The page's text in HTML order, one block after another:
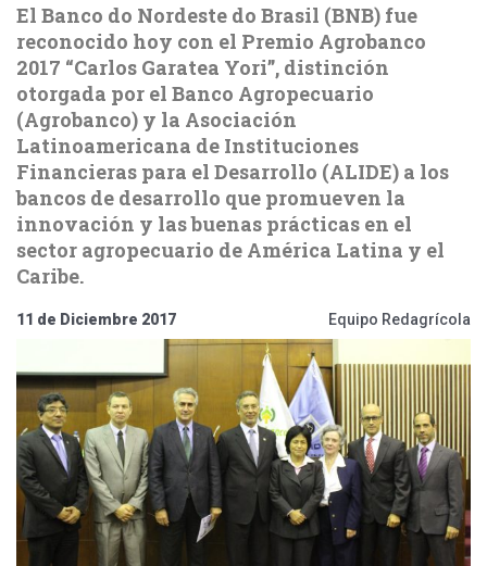
El Banco do Nordeste do Brasil (BNB) fue
reconocido hoy con el Premio Agrobanco
2017 “Carlos Garatea Yori”, distinción
otorgada por el Banco Agropecuario
(Agrobanco) y la Asociación
Latinoamericana de Instituciones
Financieras para el Desarrollo (ALIDE) a los
bancos de desarrollo que promueven la
innovación y las buenas prácticas en el
sector agropecuario de América Latina y el
Caribe.
11 de Diciembre 2017 Equipo Redagrícola